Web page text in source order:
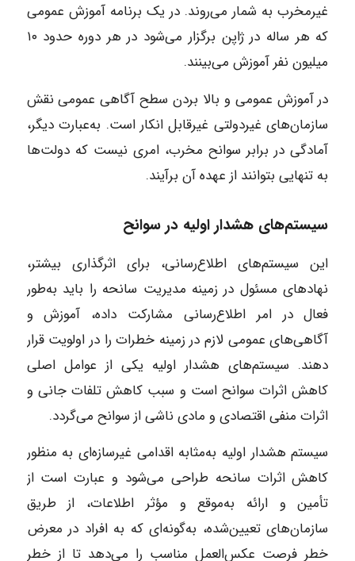
غیرمخرب به شمار می‌روند. در یک برنامه آموزش عمومی
که هر ساله در ژاپن برگزار می‌شود در هر دوره حدود ۱۰
میلیون نفر آموزش می‌بینند.
در آموزش عمومی و بالا بردن سطح آگاهی عمومی نقش
سازمان‌های غیردولتی غیرقابل انکار است. به‌عبارت دیگر،
آمادگی در برابر سوانح مخرب، امری نیست که دولت‌ها
به تنهایی بتوانند از عهده آن برآیند.
سیستم‌های هشدار اولیه در سوانح
این سیستم‌های اطلاع‌رسانی، برای اثرگذاری بیشتر،
نهادهای مسئول در زمینه مدیریت سانحه را باید به‌طور
فعال در امر اطلاع‌رسانی مشارکت داده، آموزش و
آگاهی‌های عمومی لازم در زمینه خطرات را در اولویت قرار
دهند. سیستم‌های هشدار اولیه یکی از عوامل اصلی
کاهش اثرات سوانح است و سبب کاهش تلفات جانی و
اثرات منفی اقتصادی و مادی ناشی از سوانح می‌گردد.
سیستم هشدار اولیه به‌مثابه اقدامی غیرسازه‌ای به منظور
کاهش اثرات سانحه طراحی می‌شود و عبارت است از
تأمین و ارائه به‌موقع و مؤثر اطلاعات، از طریق
سازمان‌های تعیین‌شده، به‌گونه‌ای که به افراد در معرض
خطر فرصت عکس‌العمل مناسب را می‌دهد تا از خطر